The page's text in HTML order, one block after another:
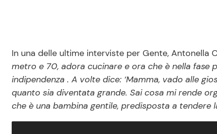
In una delle ultime interviste per Gente, Antonella
metro e 70, adora cucinare e ora che è nella fase
indipendenza . A volte dice: ‘Mamma, vado alle
quanto sia diventata grande. Sai cosa mi rende
che è una bambina gentile, predisposta a tendere